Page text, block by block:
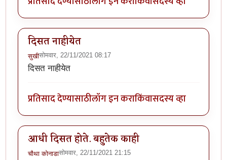
दिसत नाहीयेत
सुखीसोमवार, 22/11/2021 08:17
दिसत नाहीयेत
प्रतिसाद देण्यासाठीलॉग इन कराकिंवासदस्य व्हा
आधी दिसत होते. बहुतेक काही
चौथा कोनाडासोमवार, 22/11/2021 21:15